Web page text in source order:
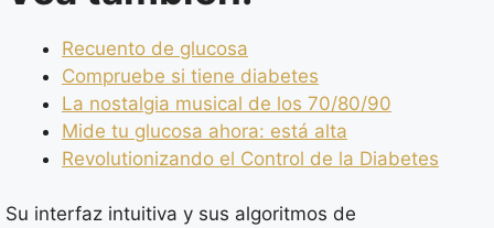
Recuento de glucosa
Compruebe si tiene diabetes
La nostalgia musical de los 70/80/90
Mide tu glucosa ahora: está alta
Revolutionizando el Control de la Diabetes
Su interfaz intuitiva y sus algoritmos de